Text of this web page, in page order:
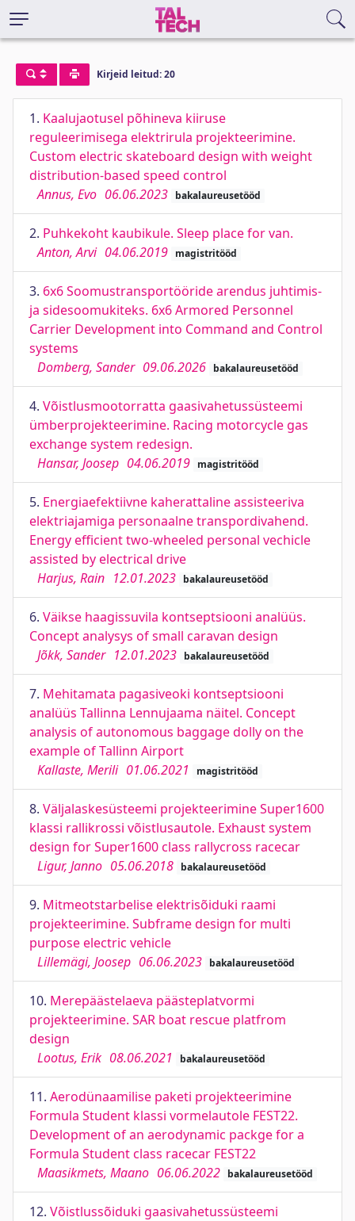
Kirjeid leitud: 20
1. Kaalujaotusel põhineva kiiruse
reguleerimisega elektrirula projekteerimine.
Custom electric skateboard design with weight
distribution-based speed control
Annus, Evo 06.06.2023 bakalaureusetööd
2. Puhkekoht kaubikule. Sleep place for van.
Anton, Arvi 04.06.2019 magistritööd
3. 6x6 Soomustransportööride arendus juhtimis-
ja sidesoomukiteks. 6x6 Armored Personnel
Carrier Development into Command and Control
systems
Domberg, Sander 09.06.2026 bakalaureusetööd
4. Võistlusmootorratta gaasivahetussüsteemi
ümberprojekteerimine. Racing motorcycle gas
exchange system redesign.
Hansar, Joosep 04.06.2019 magistritööd
5. Energiaefektiivne kaherattaline assisteeriva
elektriajamiga personaalne transpordivahend.
Energy efficient two-wheeled personal vechicle
assisted by electrical drive
Harjus, Rain 12.01.2023 bakalaureusetööd
6. Väikse haagissuvila kontseptsiooni analüüs.
Concept analysys of small caravan design
Jõkk, Sander 12.01.2023 bakalaureusetööd
7. Mehitamata pagasiveoki kontseptsiooni
analüüs Tallinna Lennujaama näitel. Concept
analysis of autonomous baggage dolly on the
example of Tallinn Airport
Kallaste, Merili 01.06.2021 magistritööd
8. Väljalaskesüsteemi projekteerimine Super1600
klassi rallikrossi võistlusautole. Exhaust system
design for Super1600 class rallycross racecar
Ligur, Janno 05.06.2018 bakalaureusetööd
9. Mitmeotstarbelise elektrisõiduki raami
projekteerimine. Subframe design for multi
purpose electric vehicle
Lillemägi, Joosep 06.06.2023 bakalaureusetööd
10. Merepäästelaeva päästeplatvormi
projekteerimine. SAR boat rescue platfrom
design
Lootus, Erik 08.06.2021 bakalaureusetööd
11. Aerodünaamilise paketi projekteerimine
Formula Student klassi vormelautole FEST22.
Development of an aerodynamic packge for a
Formula Student class racecar FEST22
Maasikmets, Maano 06.06.2022 bakalaureusetööd
12. Võistlussõiduki gaasivahetussüsteemi